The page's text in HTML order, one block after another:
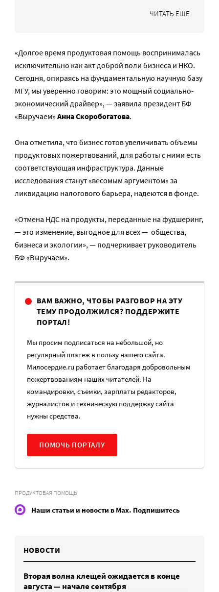
ЧИТАТЬ ЕЩЕ
«Долгое время продуктовая помощь воспринималась
исключительно как акт доброй воли бизнеса и НКО.
Сегодня, опираясь на фундаментальную научную базу
МГУ, мы уверенно говорим: это мощный социально-
экономический драйвер», — заявила президент БФ
«Выручаем» Анна Скоробогатова.
Она отметила, что бизнес готов увеличивать объемы
продуктовых пожертвований, для работы с ними есть
соответствующая инфраструктура. Данные
исследования станут «весомым аргументом» за
ликвидацию налогового барьера, надеются в фонде.
«Отмена НДС на продукты, переданные на фудшеринг,
— это изменение, выгодное для всех — общества,
бизнеса и экологии», — подчеркивает руководитель
БФ «Выручаем».
ВАМ ВАЖНО, ЧТОБЫ РАЗГОВОР НА ЭТУ
ТЕМУ ПРОДОЛЖИЛСЯ? ПОДДЕРЖИТЕ
ПОРТАЛ!
Мы просим подписаться на небольшой, но
регулярный платеж в пользу нашего сайта.
Милосердие.ru работает благодаря добровольным
пожертвованиям наших читателей. На
командировки, съемки, зарплаты редакторов,
журналистов и техническую поддержку сайта
нужны средства.
ПОМОЧЬ ПОРТАЛУ
ПРОДУКТОВАЯ ПОМОЩЬ
Наши статьи и новости в Max. Подпишитесь
НОВОСТИ
Вторая волна клещей ожидается в конце
августа — начале сентября